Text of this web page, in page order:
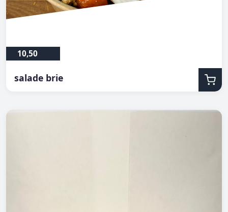
10,50
salade brie